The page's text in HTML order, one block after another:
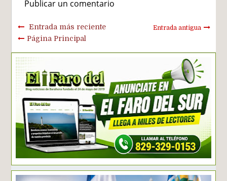
Publicar un comentario
Entrada más reciente Entrada antigua
Página Principal